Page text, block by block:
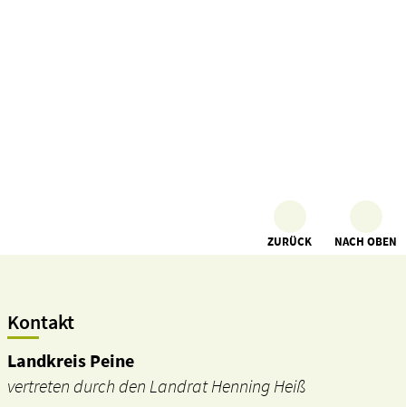
ZURÜCK NACH OBEN
Kontakt
Landkreis Peine
vertreten durch den Landrat Henning Heiß